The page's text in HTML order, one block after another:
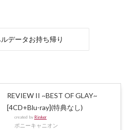
データお持ち帰り
REVIEW II ~BEST OF GLAY~
[4CD+Blu-ray](特典なし)
created by Rinker
ポニーキャニオン